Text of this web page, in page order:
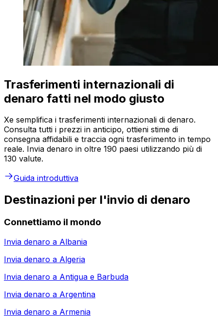
Trasferimenti internazionali di
denaro fatti nel modo giusto
Xe semplifica i trasferimenti internazionali di denaro.
Consulta tutti i prezzi in anticipo, ottieni stime di
consegna affidabili e traccia ogni trasferimento in tempo
reale. Invia denaro in oltre 190 paesi utilizzando più di
130 valute.
Guida introduttiva
Destinazioni per l'invio di denaro
Connettiamo il mondo
Invia denaro a Albania
Invia denaro a Algeria
Invia denaro a Antigua e Barbuda
Invia denaro a Argentina
Invia denaro a Armenia